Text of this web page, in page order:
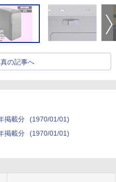
の記事へ
掲載分
(1970/01/01)
掲載分
(1970/01/01)